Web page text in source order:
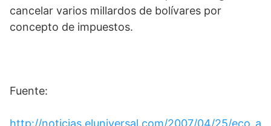
cancelar varios millardos de bolívares por
concepto de impuestos.
Fuente:
http://noticias.eluniversal.com/2007/04/25/eco_a